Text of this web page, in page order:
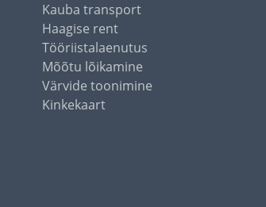
Kauba transport
Haagise rent
Tööriistalaenutus
Mõõtu lõikamine
Värvide toonimine
Kinkekaart